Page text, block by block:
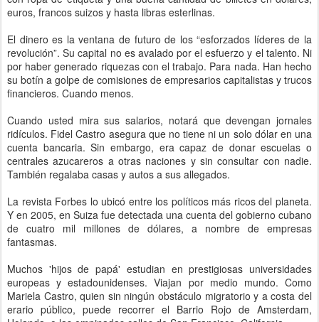
euros, francos suizos y hasta libras esterlinas.
El dinero es la ventana de futuro de los “esforzados líderes de la
revolución”. Su capital no es avalado por el esfuerzo y el talento. Ni
por haber generado riquezas con el trabajo. Para nada. Han hecho
su botín a golpe de comisiones de empresarios capitalistas y trucos
financieros. Cuando menos.
Cuando usted mira sus salarios, notará que devengan jornales
ridículos. Fidel Castro asegura que no tiene ni un solo dólar en una
cuenta bancaria. Sin embargo, era capaz de donar escuelas o
centrales azucareros a otras naciones y sin consultar con nadie.
También regalaba casas y autos a sus allegados.
La revista Forbes lo ubicó entre los políticos más ricos del planeta.
Y en 2005, en Suiza fue detectada una cuenta del gobierno cubano
de cuatro mil millones de dólares, a nombre de empresas
fantasmas.
Muchos 'hijos de papá' estudian en prestigiosas universidades
europeas y estadounidenses. Viajan por medio mundo. Como
Mariela Castro, quien sin ningún obstáculo migratorio y a costa del
erario público, puede recorrer el Barrio Rojo de Amsterdam,